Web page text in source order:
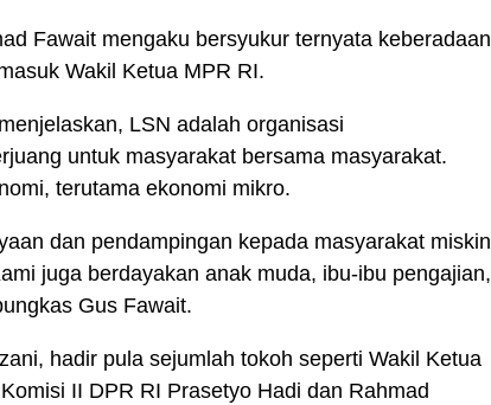
Fawait mengaku bersyukur ternyata keberadaan
Wakil Ketua MPR RI.
LSN adalah organisasi
untuk masyarakat bersama masyarakat.
terutama ekonomi mikro.
dan pendampingan kepada masyarakat miskin
juga berdayakan anak muda, ibu-ibu pengajian,
Gus Fawait.
hadir pula sejumlah tokoh seperti Wakil Ketua
II DPR RI Prasetyo Hadi dan Rahmad